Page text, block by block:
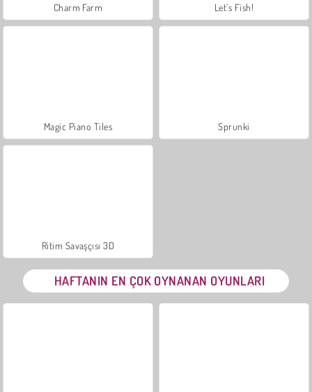
Charm Farm Let's Fish!
Magic Piano Tiles Sprunki
Ritim Savaşçısı 3D
HAFTANIN EN ÇOK OYNANAN OYUNLARI